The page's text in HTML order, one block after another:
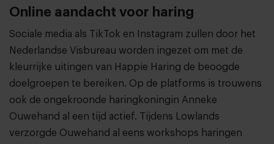
Online aandacht voor haring
Sociale media als TikTok en Instagram zullen door het
Nederlandse Visbureau worden ingezet om met de
kleurrijke uitingen van Happie Haring de beoogde
doelgroepen te bereiken. Op de platforms is trouwens
ook de ongekroonde haringkoningin Anneke
Ouwehand al een tijd actief. Tijdens Lowlands
verzorgde Ouwehand al eens workshops haringen